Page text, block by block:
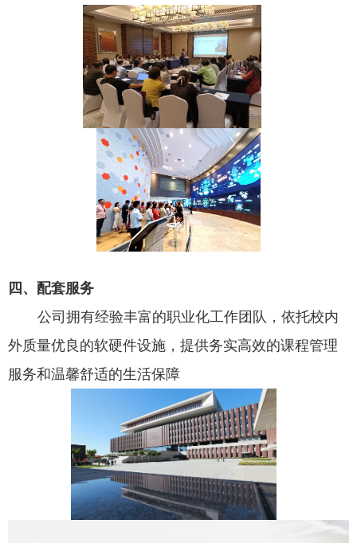
四、配套服务
公司拥有经验丰富的职业化工作团队，依托校内
外质量优良的软硬件设施，提供务实高效的课程管理
服务和温馨舒适的生活保障